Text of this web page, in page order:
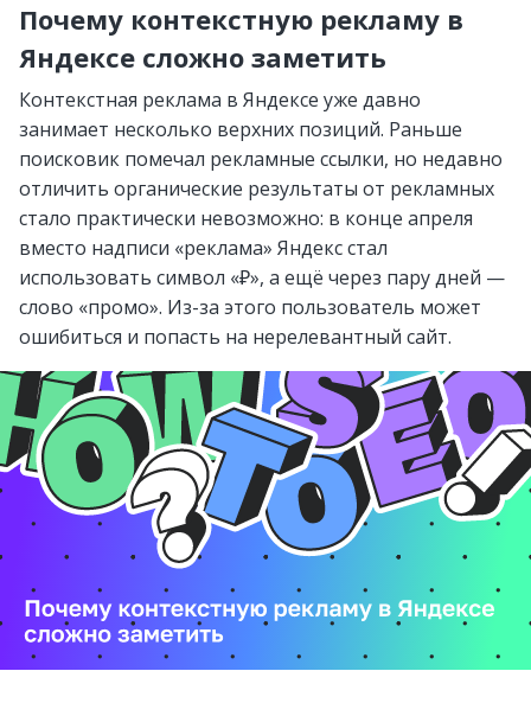
Почему контекстную рекламу в
Яндексе сложно заметить
Контекстная реклама в Яндексе уже давно
занимает несколько верхних позиций. Раньше
поисковик помечал рекламные ссылки, но недавно
отличить органические результаты от рекламных
стало практически невозможно: в конце апреля
вместо надписи «реклама» Яндекс стал
использовать символ «₽», а ещё через пару дней —
слово «промо». Из-за этого пользователь может
ошибиться и попасть на нерелевантный сайт.